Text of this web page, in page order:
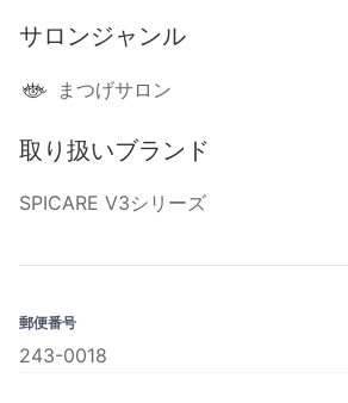
サロンジャンル
まつげサロン
取り扱いブランド
SPICARE V3シリーズ
郵便番号
243-0018